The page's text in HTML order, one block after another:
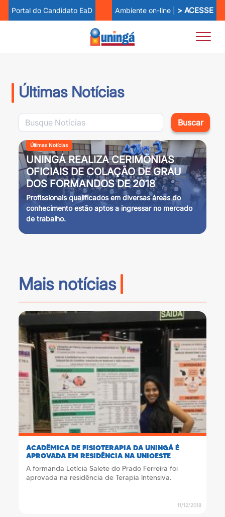
Portal do Candidato EaD Ambiente on-line | > ACESSE
Últimas Notícias
Buscar
Últimas Notícias
UNINGÁ REALIZA CERIMÔNIAS
OFICIAIS DE COLAÇÃO DE GRAU
DOS FORMANDOS DE 2018
Profissionais qualificados em diversas áreas do
conhecimento estão aptos a ingressar no mercado
de trabalho.
Mais notícias
ACADÊMICA DE FISIOTERAPIA DA UNINGÁ É
APROVADA EM RESIDÊNCIA NA UNIOESTE
A formanda Letícia Salete do Prado Ferreira foi
aprovada na residência de Terapia Intensiva.
11/12/2018